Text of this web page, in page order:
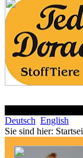
Deutsch English
Sie sind hier: